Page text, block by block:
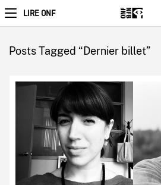
LIRE ONF
Posts Tagged “Dernier billet”